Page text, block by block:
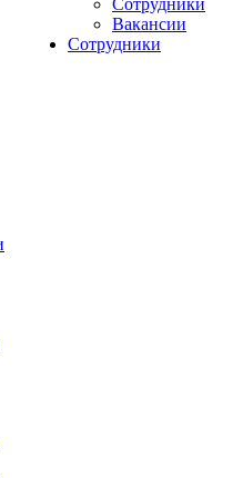
Сотрудники
Вакансии
Сотрудники